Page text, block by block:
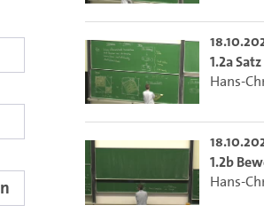
klicken, um die aktuelle Zeit auszuwählen.
klicken, um die aktuelle Zeit auszuwählen.
verweist dieser Link auf den Ausschnitt
1.2a
Hans-
1.2b
Hans-